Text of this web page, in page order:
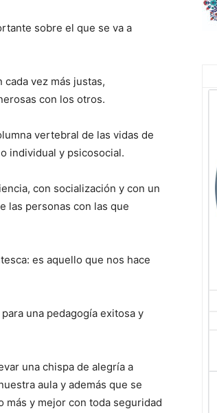
sobre el que se va a
vez más justas,
con los otros.
vertebral de las vidas de
individual y psicosocial.
con socialización y con un
las personas con las que
es aquello que nos hace
una pedagogía exitosa y
una chispa de alegría a
aula y además que se
más y mejor con toda seguridad